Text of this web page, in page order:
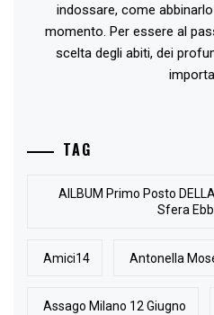
indossare, come
momento. Per essere al
scelta degli abiti, dei
TAG
AlLBUM Primo Posto
Sfera
Amici14 Antonella
Assago Milano 12 Giugno